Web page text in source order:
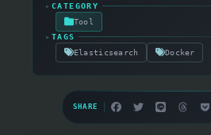
▸ CATEGORY
Tool
▸ TAGS
Elasticsearch Docker
SHARE